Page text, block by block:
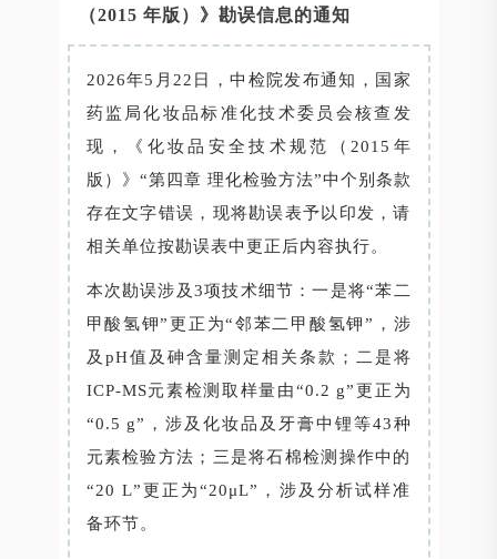
（2015 年版）》勘误信息的通知
2026年5月22日，中检院发布通知，国家
药监局化妆品标准化技术委员会核查发
现，《化妆品安全技术规范（2015年
版）》“第四章 理化检验方法”中个别条款
存在文字错误，现将勘误表予以印发，请
相关单位按勘误表中更正后内容执行。
本次勘误涉及3项技术细节：一是将“苯二
甲酸氢钾”更正为“邻苯二甲酸氢钾”，涉
及pH值及砷含量测定相关条款；二是将
ICP-MS元素检测取样量由“0.2 g”更正为
“0.5 g”，涉及化妆品及牙膏中锂等43种
元素检验方法；三是将石棉检测操作中的
“20 L”更正为“20μL”，涉及分析试样准
备环节。